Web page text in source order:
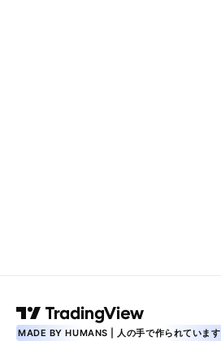
MADE BY HUMANS | 人の手で作られています